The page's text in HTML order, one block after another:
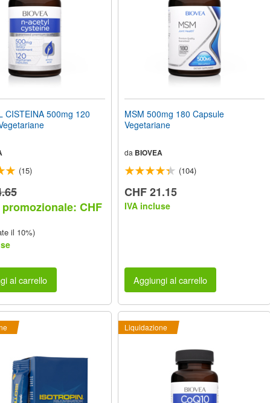
CISTEINA 500mg 120
(15)
promozionale: CHF
il 10%)
al carrello
MSM 500mg 180 Capsule
Vegetariane
da BIOVEA
(104)
CHF 21.15
IVA incluse
Aggiungi al carrello
Liquidazione